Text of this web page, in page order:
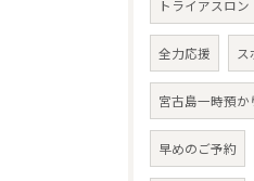
トライアスロン
全力応援 ス
宮古島一時預か
早めのご予約